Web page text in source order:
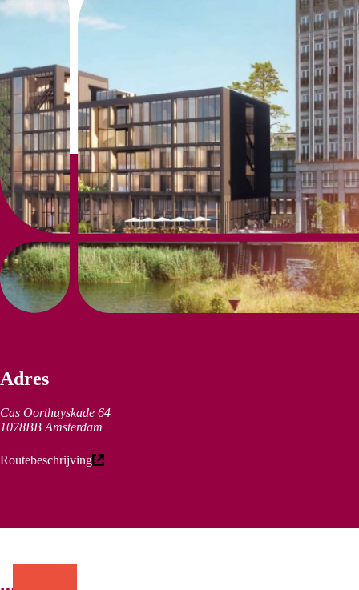
Adres
Cas Oorthuyskade 64
1078BB Amsterdam
Routebeschrijving
(externe link)